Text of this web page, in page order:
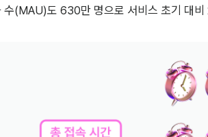
수(MAU)도 630만 명으로 서비스 초기 대